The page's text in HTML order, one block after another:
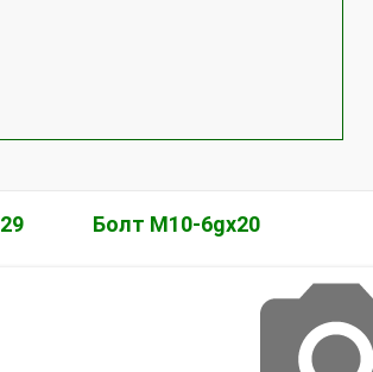
Болт М10-6gх20